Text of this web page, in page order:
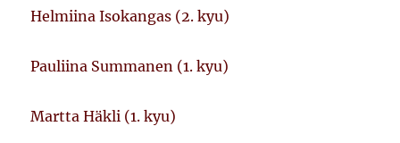
Helmiina Isokangas (2. kyu)
Pauliina Summanen (1. kyu)
Martta Häkli (1. kyu)